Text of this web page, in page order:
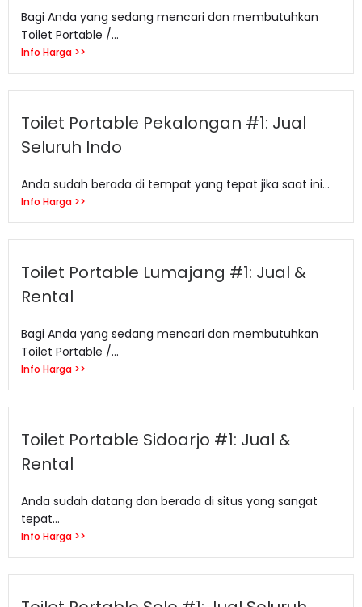
Bagi Anda yang sedang mencari dan membutuhkan
Toilet Portable /...
Info Harga >>
Toilet Portable Pekalongan #1: Jual
Seluruh Indo
Anda sudah berada di tempat yang tepat jika saat ini...
Info Harga >>
Toilet Portable Lumajang #1: Jual &
Rental
Bagi Anda yang sedang mencari dan membutuhkan
Toilet Portable /...
Info Harga >>
Toilet Portable Sidoarjo #1: Jual &
Rental
Anda sudah datang dan berada di situs yang sangat
tepat...
Info Harga >>